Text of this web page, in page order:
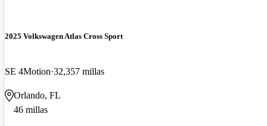
2025 Volkswagen Atlas Cross Sport
SE 4Motion 32,357 millas
Orlando, FL
46 millas